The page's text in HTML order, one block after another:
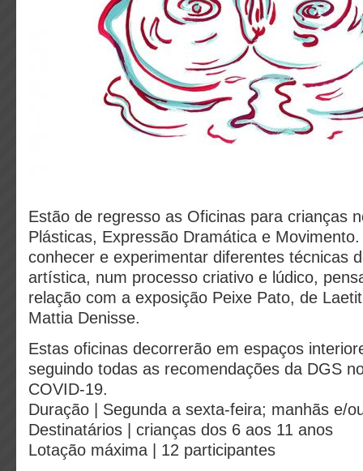
Estão de regresso as Oficinas para crianças
Plásticas, Expressão Dramática e
conhecer e experimentar diferentes técnicas
artística, num processo criativo e lúdico,
relação com a exposição Peixe Pato, de
Mattia Denisse.
Estas oficinas decorrerão em espaços
seguindo todas as recomendações da DGS
COVID-19.
Duração | Segunda a sexta-feira; manhãs e/
Destinatários | crianças dos 6 aos 11 anos
Lotação máxima | 12 participantes